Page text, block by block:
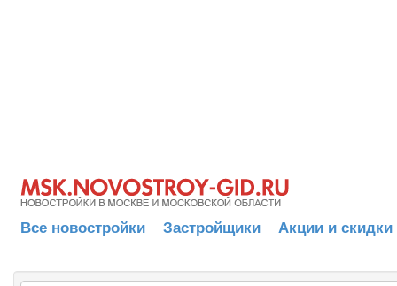
Все новостройки Застройщики Акции и скидки